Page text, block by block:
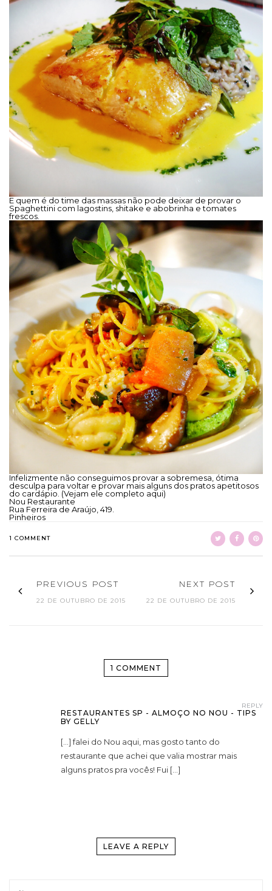
E quem é do time das massas não pode deixar de provar o
Spaghettini com lagostins, shitake e abobrinha e tomates
frescos.
Infelizmente não conseguimos provar a sobremesa, ótima
desculpa para voltar e provar mais alguns dos pratos apetitosos
do cardápio. (Vejam ele completo aqui)
Nou Restaurante
Rua Ferreira de Araújo, 419.
Pinheiros
1 COMMENT
PREVIOUS POST
22 DE OUTUBRO DE 2015
NEXT POST
22 DE OUTUBRO DE 2015
1 COMMENT
REPLY
RESTAURANTES SP - ALMOÇO NO NOU - TIPS
BY GELLY
[…] falei do Nou aqui, mas gosto tanto do
restaurante que achei que valia mostrar mais
alguns pratos pra vocês! Fui […]
LEAVE A REPLY